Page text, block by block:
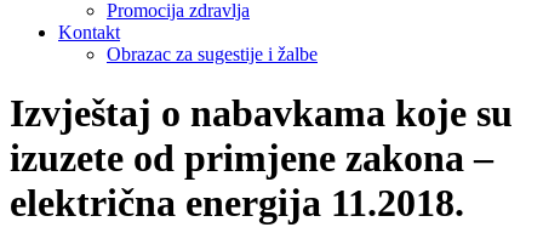
Promocija zdravlja
Kontakt
Obrazac za sugestije i žalbe
Izvještaj o nabavkama koje su
izuzete od primjene zakona –
električna energija 11.2018.